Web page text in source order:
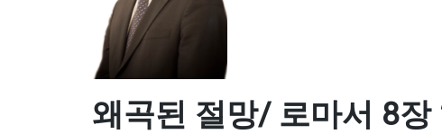
왜곡된 절망/ 로마서 8장